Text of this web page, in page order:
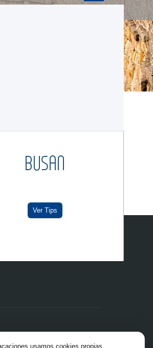
BUSAN
Ver Tips
usamos cookies propias